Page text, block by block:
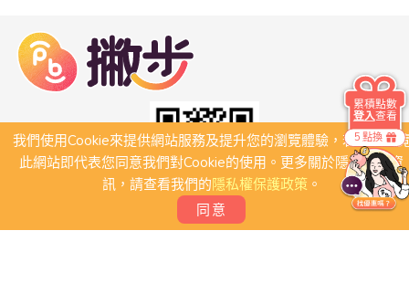
我們使用Cookie來提供網站服務及提升您的瀏覽體驗，若繼續瀏
此網站即代表您同意我們對Cookie的使用。更多關於隱私保護資
訊，請查看我們的隱私權保護政策。
同意
5 點換
累積點數
登入查看